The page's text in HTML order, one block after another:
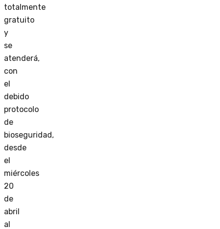
totalmente
gratuito
y
se
atenderá,
con
el
debido
protocolo
de
bioseguridad,
desde
el
miércoles
20
de
abril
al